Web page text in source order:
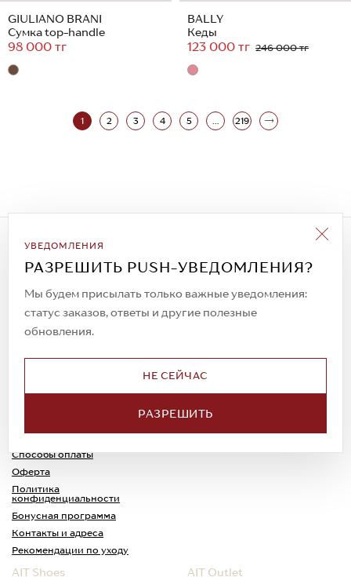
GIULIANO BRANI
Сумка top-handle
98 000 тг
BALLY
Кеды
123 000 тг 246 000 тг
1 2 3 4 5 ... 219
УВЕДОМЛЕНИЯ
РАЗРЕШИТЬ PUSH-УВЕДОМЛЕНИЯ?
Мы будем присылать только важные уведомления:
статус заказов, ответы и другие полезные
обновления.
НЕ СЕЙЧАС
РАЗРЕШИТЬ
Подписаться на рассылку
Всегда будьте в курсе новых акций и
спецпредложений!
© 2023. AIT Shoes
Все права защищены
Доставка
Способы оплаты
Оферта
Политика
конфиденциальности
Обмен и возврат
Каспи-Ред
Бонусная программа
Контакты и адреса
Рекомендации по уходу
AIT Shoes AIT Outlet